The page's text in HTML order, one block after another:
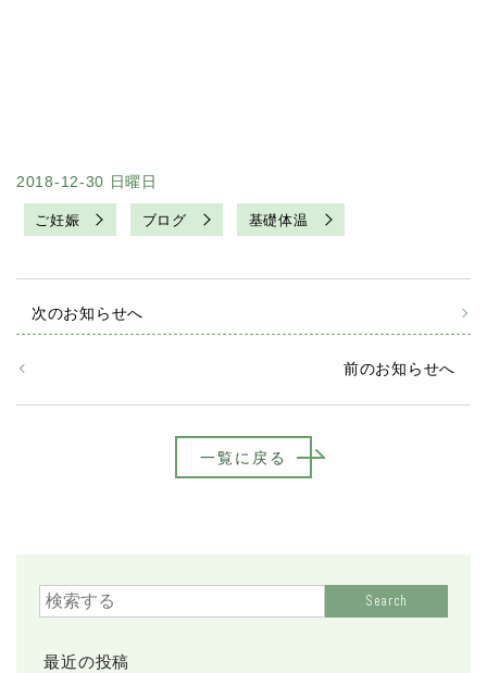
2018-12-30 日曜日
ご妊娠 ブログ 基礎体温
次のお知らせへ
前のお知らせへ
一覧に戻る
Search
最近の投稿